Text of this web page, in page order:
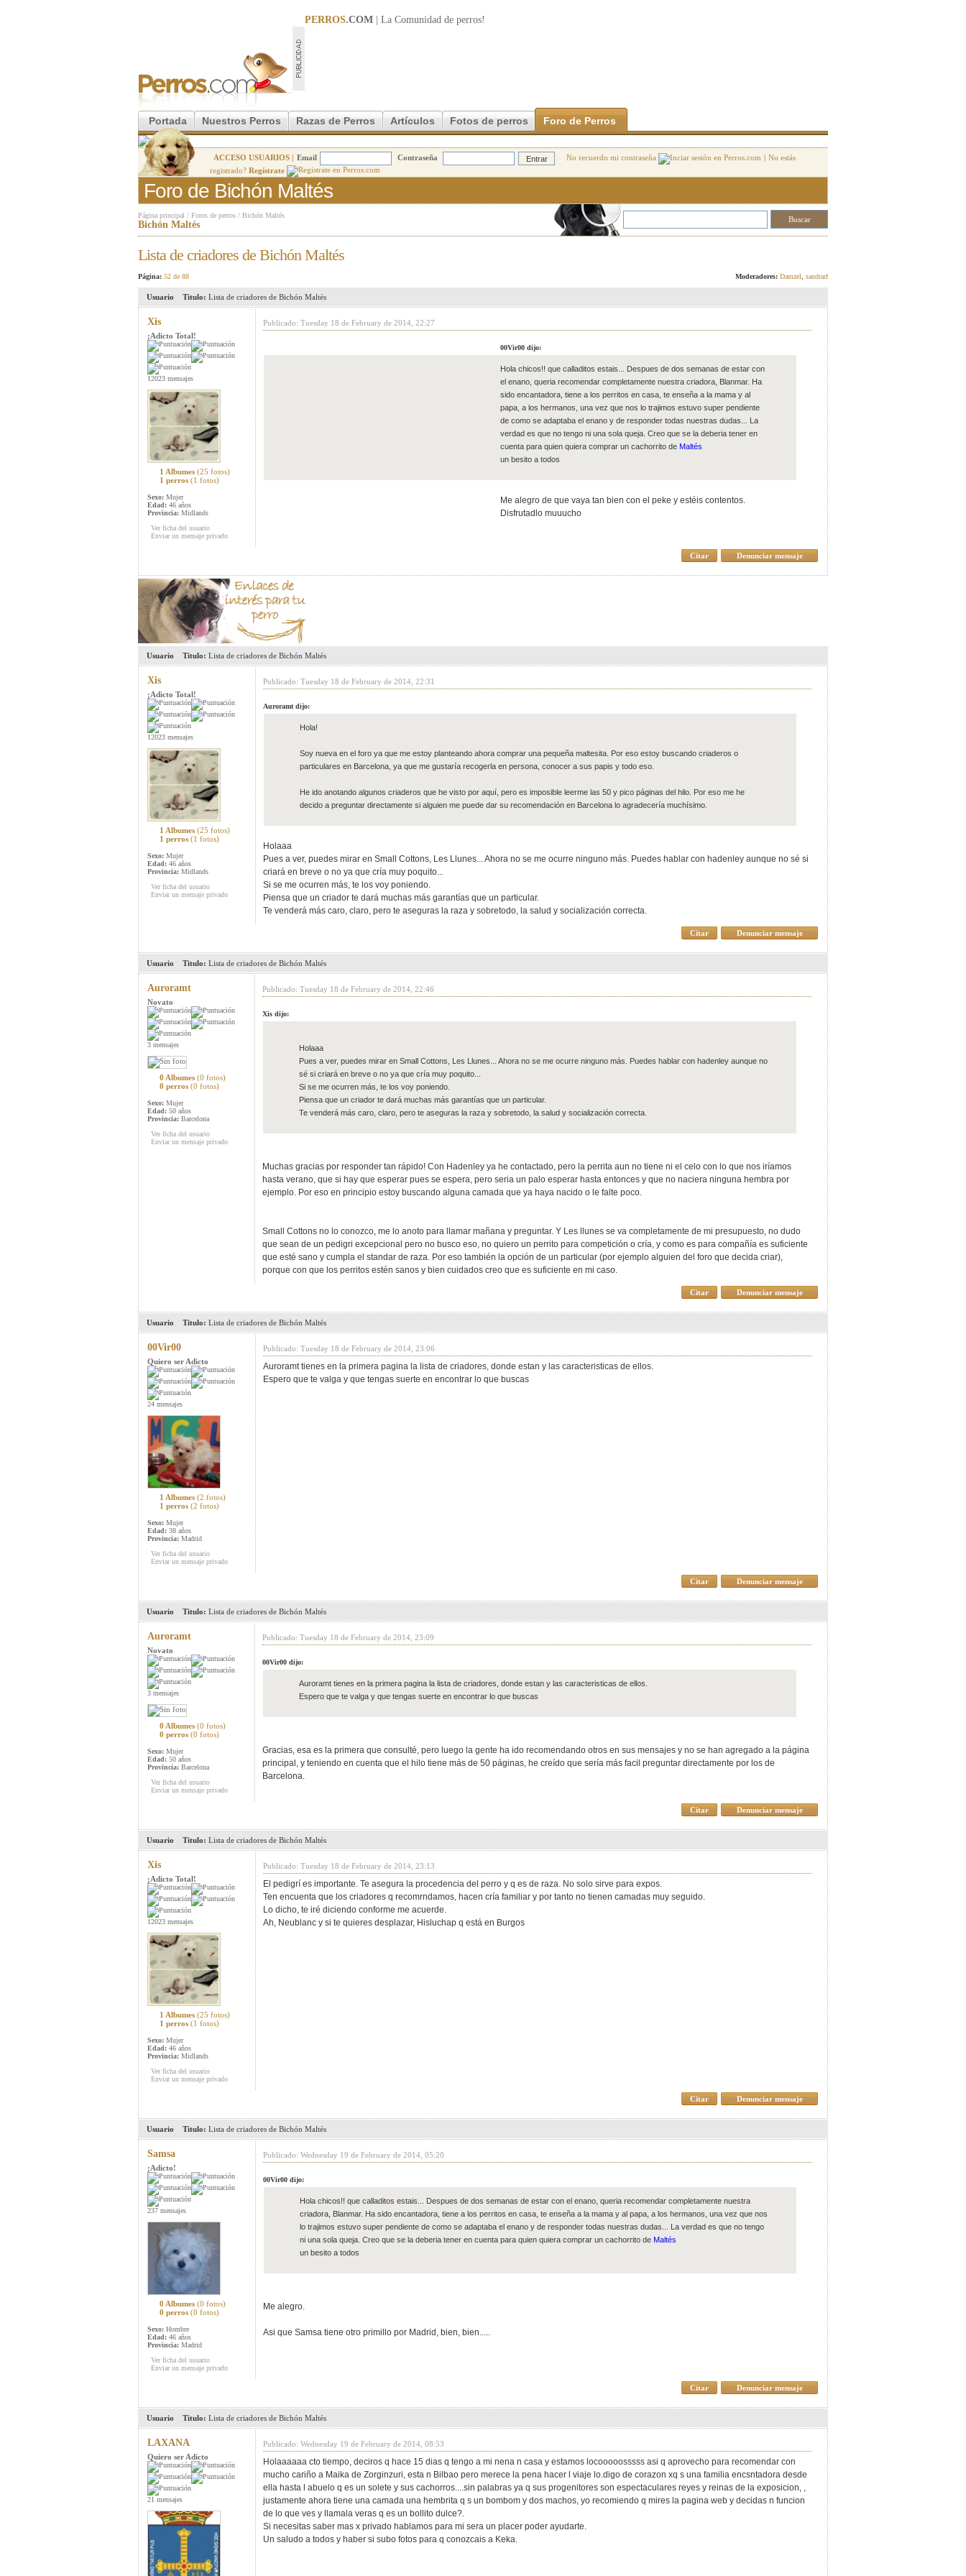
PERROS.COM | La Comunidad de perros!
Portada Nuestros Perros Razas de Perros Artículos Fotos de perros Foro de Perros
ACCESO USUARIOS | Email Contraseña No recuerdo mi contraseña | No estás
registrado? Regístrate
Foro de Bichón Maltés
Página principal / Foros de perros / Bichón Maltés
Bichón Maltés
Lista de criadores de Bichón Maltés
Página: 52 de 88 Moderadores: Damzel sandrarf
Usuario Titulo: Lista de criadores de Bichón Maltés
Xis
¡Adicto Total!
12023 mensajes
1 Albumes (25 fotos)
1 perros (1 fotos)
Sexo: Mujer
Edad: 46 años
Provincia: Midlands
Ver ficha del usuario
Enviar un mensaje privado
Publicado: Tuesday 18 de February de 2014, 22:27
00Vir00 dijo:
Hola chicos!! que calladitos estais... Despues de dos semanas de estar con
el enano, queria recomendar completamente nuestra criadora, Blanmar. Ha
sido encantadora, tiene a los perritos en casa, te enseña a la mama y al
papa, a los hermanos, una vez que nos lo trajimos estuvo super pendiente
de como se adaptaba el enano y de responder todas nuestras dudas... La
verdad es que no tengo ni una sola queja. Creo que se la deberia tener en
cuenta para quien quiera comprar un cachorrito de Maltés
un besito a todos
Me alegro de que vaya tan bien con el peke y estéis contentos.
Disfrutadlo muuucho
Denunciar mensaje
Citar
Usuario Titulo: Lista de criadores de Bichón Maltés
Xis
¡Adicto Total!
12023 mensajes
1 Albumes (25 fotos)
1 perros (1 fotos)
Sexo: Mujer
Edad: 46 años
Provincia: Midlands
Ver ficha del usuario
Enviar un mensaje privado
Publicado: Tuesday 18 de February de 2014, 22:31
Auroramt dijo:
Hola!
Soy nueva en el foro ya que me estoy planteando ahora comprar una pequeña maltesita. Por eso estoy buscando criaderos o
particulares en Barcelona, ya que me gustaría recogerla en persona, conocer a sus papis y todo eso.
He ido anotando algunos criaderos que he visto por aquí, pero es imposible leerme las 50 y pico páginas del hilo. Por eso me he
decido a preguntar directamente si alguien me puede dar su recomendación en Barcelona lo agradecería muchísimo.
Holaaa
Pues a ver, puedes mirar en Small Cottons, Les Llunes... Ahora no se me ocurre ninguno más. Puedes hablar con hadenley aunque no sé si
criará en breve o no ya que cría muy poquito...
Si se me ocurren más, te los voy poniendo.
Piensa que un criador te dará muchas más garantías que un particular.
Te venderá más caro, claro, pero te aseguras la raza y sobretodo, la salud y socialización correcta.
Denunciar mensaje
Citar
Usuario Titulo: Lista de criadores de Bichón Maltés
Auroramt
Novato
3 mensajes
0 Albumes (0 fotos)
0 perros (0 fotos)
Sexo: Mujer
Edad: 50 años
Provincia: Barcelona
Ver ficha del usuario
Enviar un mensaje privado
Publicado: Tuesday 18 de February de 2014, 22:46
Xis dijo:
Holaaa
Pues a ver, puedes mirar en Small Cottons, Les Llunes... Ahora no se me ocurre ninguno más. Puedes hablar con hadenley aunque no
sé si criará en breve o no ya que cría muy poquito...
Si se me ocurren más, te los voy poniendo.
Piensa que un criador te dará muchas más garantías que un particular.
Te venderá más caro, claro, pero te aseguras la raza y sobretodo, la salud y socialización correcta.
Muchas gracias por responder tan rápido! Con Hadenley ya he contactado, pero la perrita aun no tiene ni el celo con lo que nos iríamos
hasta verano, que si hay que esperar pues se espera, pero seria un palo esperar hasta entonces y que no naciera ninguna hembra por
ejemplo. Por eso en principio estoy buscando alguna camada que ya haya nacido o le falte poco.
Small Cottons no lo conozco, me lo anoto para llamar mañana y preguntar. Y Les llunes se va completamente de mi presupuesto, no dudo
que sean de un pedigri excepcional pero no busco eso, no quiero un perrito para competición o cría, y como es para compañía es suficiente
que esté sano y cumpla el standar de raza. Por eso también la opción de un particular (por ejemplo alguien del foro que decida criar),
porque con que los perritos estén sanos y bien cuidados creo que es suficiente en mi caso.
Denunciar mensaje
Citar
Usuario Titulo: Lista de criadores de Bichón Maltés
00Vir00
Quiero ser Adicto
24 mensajes
1 Albumes (2 fotos)
1 perros (2 fotos)
Sexo: Mujer
Edad: 38 años
Provincia: Madrid
Ver ficha del usuario
Enviar un mensaje privado
Publicado: Tuesday 18 de February de 2014, 23:06
Auroramt tienes en la primera pagina la lista de criadores, donde estan y las caracteristicas de ellos.
Espero que te valga y que tengas suerte en encontrar lo que buscas
Denunciar mensaje
Citar
Usuario Titulo: Lista de criadores de Bichón Maltés
Auroramt
Novato
3 mensajes
0 Albumes (0 fotos)
0 perros (0 fotos)
Sexo: Mujer
Edad: 50 años
Provincia: Barcelona
Ver ficha del usuario
Enviar un mensaje privado
Publicado: Tuesday 18 de February de 2014, 23:09
00Vir00 dijo:
Auroramt tienes en la primera pagina la lista de criadores, donde estan y las caracteristicas de ellos.
Espero que te valga y que tengas suerte en encontrar lo que buscas
Gracias, esa es la primera que consulté, pero luego la gente ha ido recomendando otros en sus mensajes y no se han agregado a la página
principal, y teniendo en cuenta que el hilo tiene más de 50 páginas, he creído que sería más facil preguntar directamente por los de
Barcelona.
Denunciar mensaje
Citar
Usuario Titulo: Lista de criadores de Bichón Maltés
Xis
¡Adicto Total!
12023 mensajes
1 Albumes (25 fotos)
1 perros (1 fotos)
Sexo: Mujer
Edad: 46 años
Provincia: Midlands
Ver ficha del usuario
Enviar un mensaje privado
Publicado: Tuesday 18 de February de 2014, 23:13
El pedigrí es importante. Te asegura la procedencia del perro y q es de raza. No solo sirve para expos.
Ten encuenta que los criadores q recomrndamos, hacen cría familiar y por tanto no tienen camadas muy seguido.
Lo dicho, te iré diciendo conforme me acuerde.
Ah, Neublanc y si te quieres desplazar, Hisluchap q está en Burgos
Denunciar mensaje
Citar
Usuario Titulo: Lista de criadores de Bichón Maltés
Samsa
¡Adicto!
237 mensajes
0 Albumes (0 fotos)
0 perros (0 fotos)
Sexo: Hombre
Edad: 46 años
Provincia: Madrid
Ver ficha del usuario
Enviar un mensaje privado
Publicado: Wednesday 19 de February de 2014, 05:20
00Vir00 dijo:
Hola chicos!! que calladitos estais... Despues de dos semanas de estar con el enano, queria recomendar completamente nuestra
criadora, Blanmar. Ha sido encantadora, tiene a los perritos en casa, te enseña a la mama y al papa, a los hermanos, una vez que nos
lo trajimos estuvo super pendiente de como se adaptaba el enano y de responder todas nuestras dudas... La verdad es que no tengo
ni una sola queja. Creo que se la deberia tener en cuenta para quien quiera comprar un cachorrito de Maltés
un besito a todos
Me alegro.
Asi que Samsa tiene otro primillo por Madrid, bien, bien.....
Denunciar mensaje
Citar
Usuario Titulo: Lista de criadores de Bichón Maltés
LAXANA
Quiero ser Adicto
21 mensajes
Publicado: Wednesday 19 de February de 2014, 08:53
Holaaaaaa cto tiempo, deciros q hace 15 dias q tengo a mi nena n casa y estamos locooooosssss asi q aprovecho para recomendar con
mucho cariño a Maika de Zorginzuri, esta n Bilbao pero merece la pena hacer l viaje lo.digo de corazon xq s una familia encsntadora desde
ella hasta l abuelo q es un solete y sus cachorros....sin palabras ya q sus progenitores son espectaculares reyes y reinas de la exposicion, ,
justamente ahora tiene una camada una hembrita q s un bombom y dos machos, yo recomiendo q mires la pagina web y decidas n funcion
de lo que ves y llamala veras q es un bollito dulce?.
Si necesitas saber mas x privado hablamos para mi sera un placer poder ayudarte.
Un saludo a todos y haber si subo fotos para q conozcais a Keka.